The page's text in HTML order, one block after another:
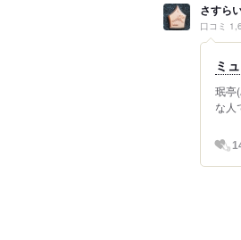
さすら
口コミ
ミ
珉亭
な人